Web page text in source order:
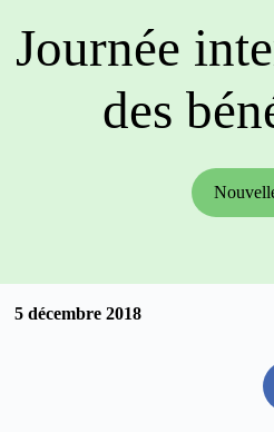
Journée
des
5 décembre 2018